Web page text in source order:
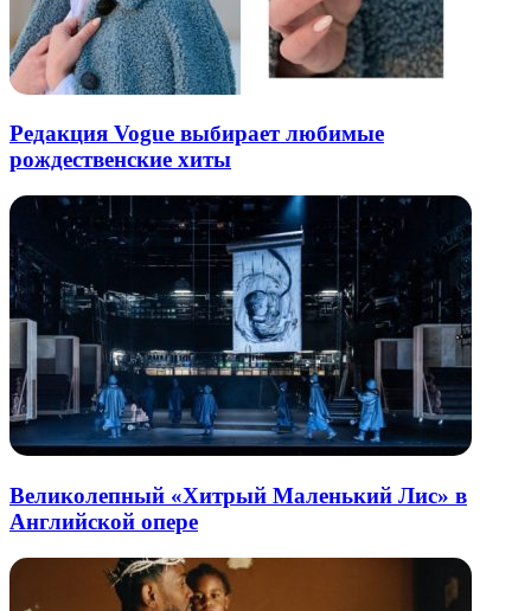
Редакция Vogue выбирает любимые
рождественские хиты
Великолепный «Хитрый Маленький Лис» в
Английской опере